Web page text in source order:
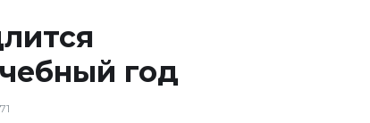
год